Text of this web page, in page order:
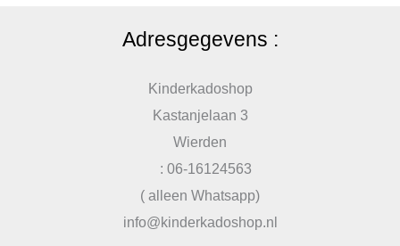
Adresgegevens :
Kinderkadoshop
Kastanjelaan 3
Wierden
: 06-16124563
( alleen Whatsapp)
info@kinderkadoshop.nl